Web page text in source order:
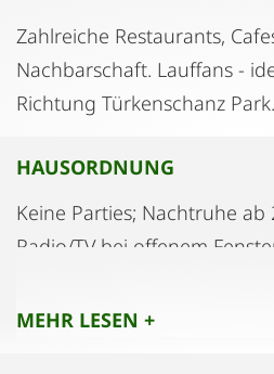
Zahlreiche Restaurants,
Nachbarschaft. Lauffans -
Richtung Türkenschanz Park.
HAUSORDNUNG
Keine Parties; Nachtruhe
Radio/TV bei offenem
MEHR LESEN +